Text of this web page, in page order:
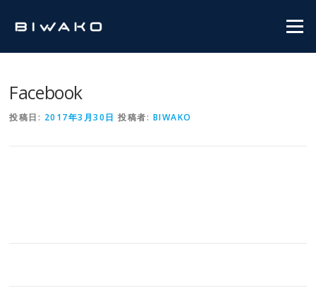
メニュ
Facebook
投稿日: 2017年3月30日 投稿者: BIWAKO